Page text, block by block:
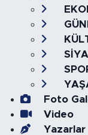
Foto
Video
Yazarlar